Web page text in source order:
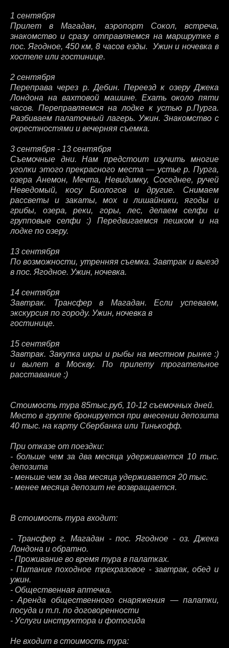
1 сентября
Прилет в Магадан, аэропорт Сокол, встреча,
знакомство и сразу отправляемся на маршрутке в
пос. Ягодное, 450 км, 8 часов езды. Ужин и ночевка в
хостеле или гостинице.
2 сентября
Переправа через р. Дебин. Переезд к озеру Джека
Лондона на вахтовой машине. Ехать около пяти
часов. Переправляемся на лодке к устью р.Пурга.
Разбиваем палаточный лагерь. Ужин. Знакомство с
окрестностями и вечерняя съемка.
3 сентября - 13 сентября
Съемочные дни. Нам предстоит изучить многие
уголки этого прекрасного места — устье р. Пурга,
озера Анемон, Мечта, Невидимку, Соседнее, ручей
Неведомый, косу Биологов и другие. Снимаем
рассветы и закаты, мох и лишайники, ягоды и
грибы, озера, реки, горы, лес, делаем селфи и
групповые селфи :) Передвигаемся пешком и на
лодке по озеру.
13 сентября
По возможности, утренняя съемка. Завтрак и выезд
в пос. Ягодное. Ужин, ночевка.
14 сентября
Завтрак. Трансфер в Магадан. Если успеваем,
экскурсия по городу. Ужин, ночевка в
гостинице.
15 сентября
Завтрак. Закупка икры и рыбы на местном рынке :)
и вылет в Москву. По прилету трогательное
расставание :)
Стоимость тура 85тыс.руб, 10-12 съемочных дней.
Место в группе бронируется при внесении депозита
40 тыс. на карту Сбербанка или Тинькофф.
При отказе от поездки:
- больше чем за два месяца удерживается 10 тыс.
депозита
- меньше чем за два месяца удерживается 20 тыс.
- менее месяца депозит не возвращается.
В стоимость тура входит:
- Трансфер г. Магадан - пос. Ягодное - оз. Джека
Лондона и обратно.
- Проживание во время тура в палатках.
- Питание походное трехразовое - завтрак, обед и
ужин.
- Общественная аптечка.
- Аренда общественного снаряжения — палатки,
посуда и т.п. по договоренности
- Услуги инструктора и фотогида
Не входит в стоимость тура: